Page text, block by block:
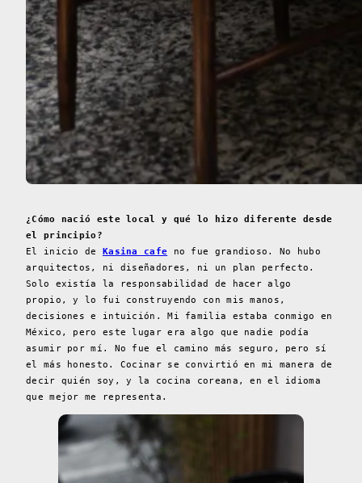
¿Cómo nació este local y qué lo hizo diferente desde
el principio?
El inicio de Kasina cafe no fue grandioso. No hubo
arquitectos, ni diseñadores, ni un plan perfecto.
Solo existía la responsabilidad de hacer algo
propio, y lo fui construyendo con mis manos,
decisiones e intuición. Mi familia estaba conmigo en
México, pero este lugar era algo que nadie podía
asumir por mí. No fue el camino más seguro, pero sí
el más honesto. Cocinar se convirtió en mi manera de
decir quién soy, y la cocina coreana, en el idioma
que mejor me representa.